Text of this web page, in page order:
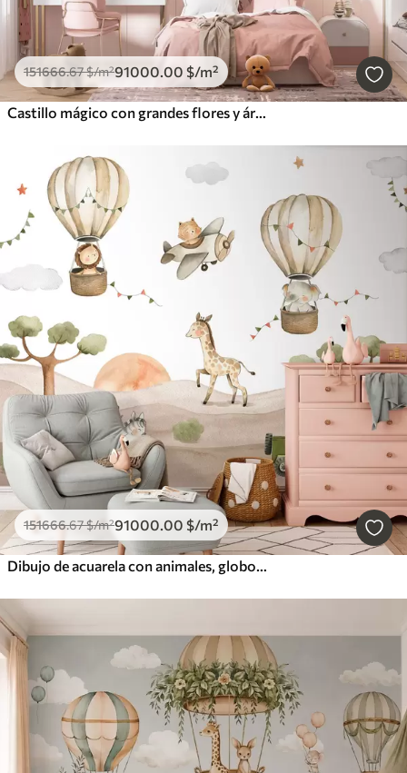
151666.67$/m²91000.00 $/m²
Castillo mágico con grandes flores y árboles
151666.67$/m²91000.00 $/m²
Dibujo de acuarela con animales, globos, avión y coche